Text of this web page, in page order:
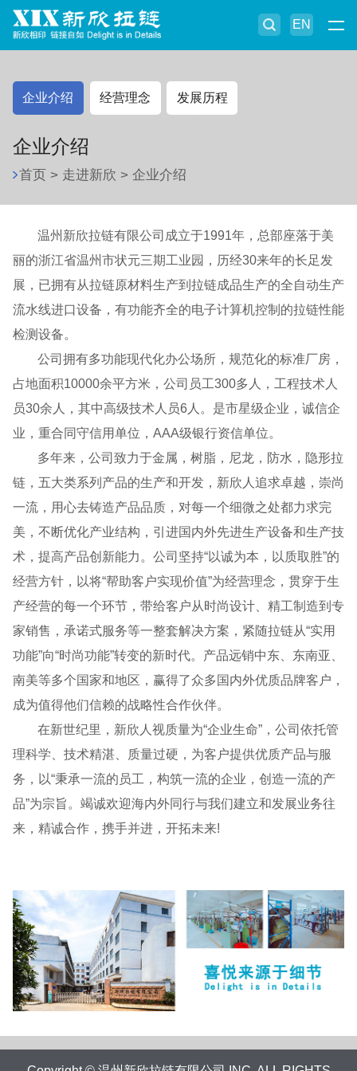
EN
企业介绍 经营理念 发展历程
企业介绍
首页> 走进新欣 > 企业介绍
温州新欣拉链有限公司成立于1991年，总部座落于美
丽的浙江省温州市状元三期工业园，历经30来年的长足发
展，已拥有从拉链原材料生产到拉链成品生产的全自动生产
流水线进口设备，有功能齐全的电子计算机控制的拉链性能
检测设备。
公司拥有多功能现代化办公场所，规范化的标准厂房，
占地面积10000余平方米，公司员工300多人，工程技术人
员30余人，其中高级技术人员6人。是市星级企业，诚信企
业，重合同守信用单位，AAA级银行资信单位。
多年来，公司致力于金属，树脂，尼龙，防水，隐形拉
链，五大类系列产品的生产和开发，新欣人追求卓越，崇尚
一流，用心去铸造产品品质，对每一个细微之处都力求完
美，不断优化产业结构，引进国内外先进生产设备和生产技
术，提高产品创新能力。公司坚持“以诚为本，以质取胜”的
经营方针，以将“帮助客户实现价值”为经营理念，贯穿于生
产经营的每一个环节，带给客户从时尚设计、精工制造到专
家销售，承诺式服务等一整套解决方案，紧随拉链从“实用
功能”向“时尚功能”转变的新时代。产品远销中东、东南亚、
南美等多个国家和地区，赢得了众多国内外优质品牌客户，
成为值得他们信赖的战略性合作伙伴。
在新世纪里，新欣人视质量为“企业生命”，公司依托管
理科学、技术精湛、质量过硬，为客户提供优质产品与服
务，以“秉承一流的员工，构筑一流的企业，创造一流的产
品”为宗旨。竭诚欢迎海内外同行与我们建立和发展业务往
来，精诚合作，携手并进，开拓未来!